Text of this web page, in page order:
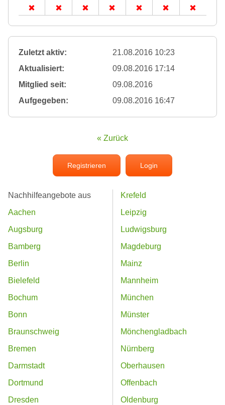
Zuletzt aktiv:
21.08.2016 10:23
Aktualisiert:
09.08.2016 17:14
Mitglied seit:
09.08.2016
Aufgegeben:
09.08.2016 16:47
« Zurück
Registrieren Login
Nachhilfeangebote aus
Aachen
Augsburg
Bamberg
Berlin
Bielefeld
Bochum
Bonn
Braunschweig
Bremen
Darmstadt
Dortmund
Dresden
Krefeld
Leipzig
Ludwigsburg
Magdeburg
Mainz
Mannheim
München
Münster
Mönchengladbach
Nürnberg
Oberhausen
Offenbach
Oldenburg